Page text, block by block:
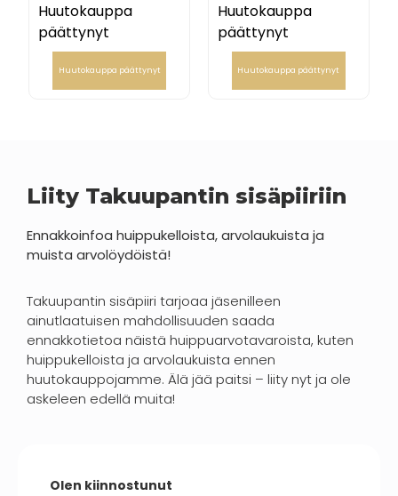
Huutokauppa
päättynyt
Huutokauppa päättynyt
Huutokauppa
päättynyt
Huutokauppa päättynyt
Liity Takuupantin sisäpiiriin
Ennakkoinfoa huippukelloista, arvolaukuista ja
muista arvolöydöistä!
Takuupantin sisäpiiri tarjoaa jäsenilleen
ainutlaatuisen mahdollisuuden saada
ennakkotietoa näistä huippuarvotavaroista, kuten
huippukelloista ja arvolaukuista ennen
huutokauppojamme. Älä jää paitsi – liity nyt ja ole
askeleen edellä muita!
Olen kiinnostunut